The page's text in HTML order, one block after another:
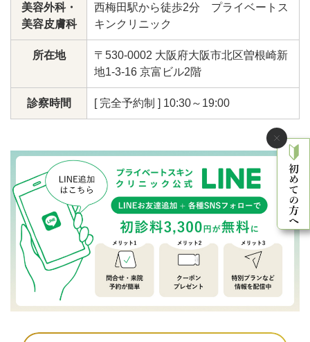
美容外科・
美容皮膚科
西梅田駅から徒歩2分 プライベートス
キンクリニック
所在地
〒530-0002 大阪府大阪市北区曽根崎新
地1-3-16 京富ビル2階
診察時間 [ 完全予約制 ] 10:30～19:00